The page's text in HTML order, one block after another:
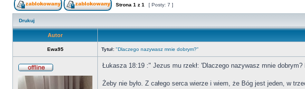
Strona 1 z 1 [ Posty: 7 ]
Drukuj
Autor
Ewa95 Tytuł: "Dlaczego nazywasz mnie dobrym?"
Łukasza 18:19 :" Jezus mu rzekł: 'Dlaczego nazywasz mnie
Żeby nie było. Z całego serca wierze i wiem, że Bóg jest jeden, w